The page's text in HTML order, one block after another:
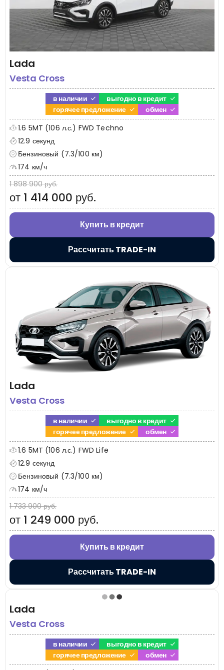
Lada
Vesta Cross
в наличии
выгодно в кредит
горячее предложение
обмен
1.6 5MT (106 л.с.) FWD Techno
12.9 секунд
Бензиновый (7.3/100 км)
174 км/ч
1 898 900 руб.
от 1 414 000 руб.
Купить в кредит
Рассчитать TRADE-IN
Lada
Vesta Cross
в наличии
выгодно в кредит
горячее предложение
обмен
1.6 5MT (106 л.с.) FWD Life
12.9 секунд
Бензиновый (7.3/100 км)
174 км/ч
1 733 900 руб.
от 1 249 000 руб.
Купить в кредит
Рассчитать TRADE-IN
Lada
Vesta Cross
в наличии
выгодно в кредит
горячее предложение
обмен